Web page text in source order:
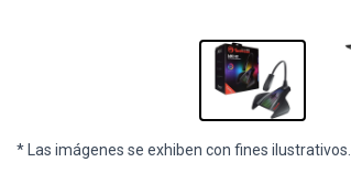
* Las imágenes se exhiben con fines ilustrativos.